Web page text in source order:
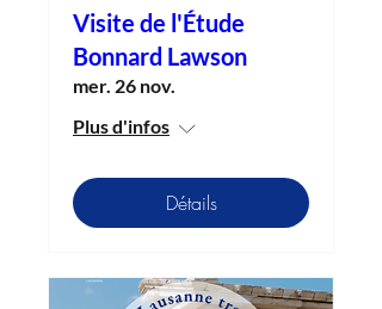
Visite de l'Étude
Bonnard Lawson
mer. 26 nov.
Plus d'infos
Détails